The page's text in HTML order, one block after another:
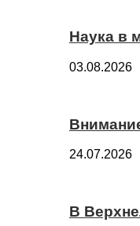
Наука в
03.08.2026
24.07.2026
В